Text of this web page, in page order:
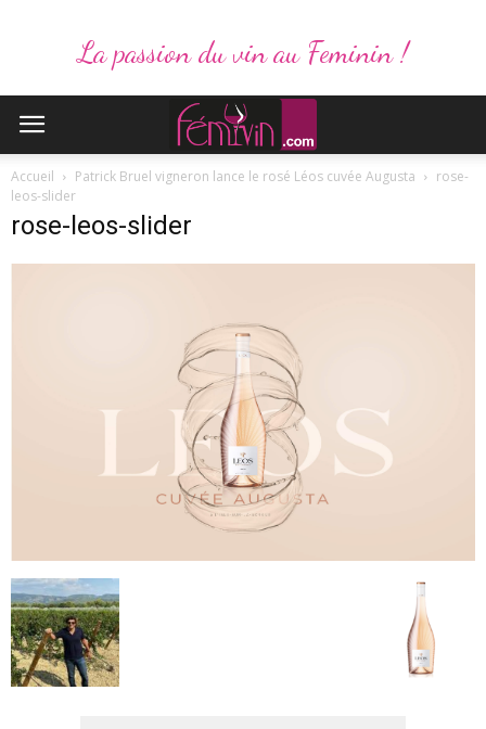
La passion du vin au Feminin !
Accueil Patrick Bruel vigneron lance le rosé Léos cuvée Augusta
rose-
leos-slider
rose-leos-slider